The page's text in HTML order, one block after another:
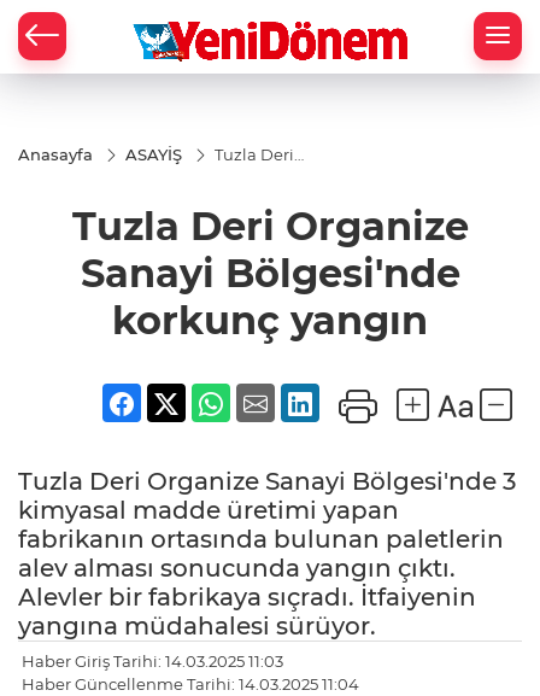
Anasayfa ASAYİŞ
Tuzla Deri
Bölgesi'nde
korkunç
Tuzla Deri Organize
Sanayi Bölgesi'nde
korkunç yangın
Tuzla Deri Organize Sanayi Bölgesi'nde 3
kimyasal madde üretimi yapan
fabrikanın ortasında bulunan paletlerin
alev alması sonucunda yangın çıktı.
Alevler bir fabrikaya sıçradı. İtfaiyenin
yangına müdahalesi sürüyor.
Haber Giriş Tarihi: 14.03.2025 11:03
Haber Güncellenme Tarihi: 14.03.2025 11:04